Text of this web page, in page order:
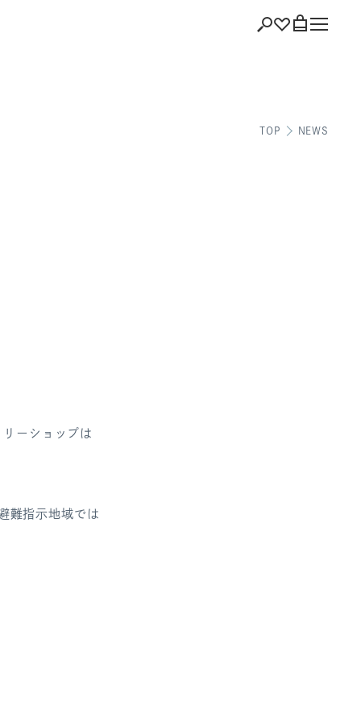
ショッピング
TOP NEWS
ーショップは
難指示地域では